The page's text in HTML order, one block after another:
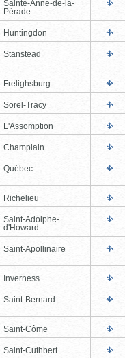
Sainte-Anne-de-la-
Pérade
Huntingdon
Stanstead
Frelighsburg
Sorel-Tracy
L'Assomption
Champlain
Québec
Richelieu
Saint-Adolphe-
d'Howard
Saint-Apollinaire
Inverness
Saint-Bernard
Saint-Côme
Saint-Cuthbert